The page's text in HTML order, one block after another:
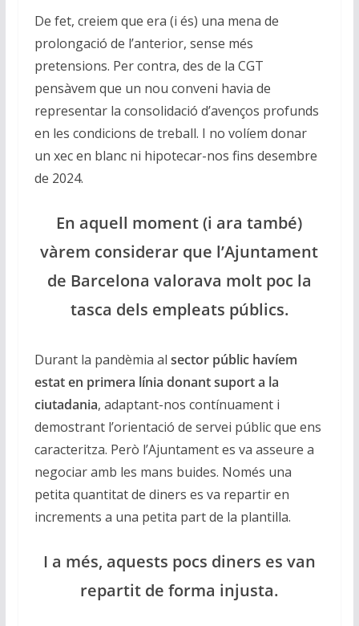
De fet, creiem que era (i és) una mena de
prolongació de l’anterior, sense més
pretensions. Per contra, des de la CGT
pensàvem que un nou conveni havia de
representar la consolidació d’avenços profunds
en les condicions de treball. I no volíem donar
un xec en blanc ni hipotecar-nos fins desembre
de 2024.
En aquell moment (i ara també)
vàrem considerar que l’Ajuntament
de Barcelona valorava molt poc la
tasca dels empleats públics.
Durant la pandèmia al sector públic havíem
estat en primera línia donant suport a la
ciutadania, adaptant-nos contínuament i
demostrant l’orientació de servei públic que ens
caracteritza. Però l’Ajuntament es va asseure a
negociar amb les mans buides. Només una
petita quantitat de diners es va repartir en
increments a una petita part de la plantilla.
I a més, aquests pocs diners es van
repartit de forma injusta.